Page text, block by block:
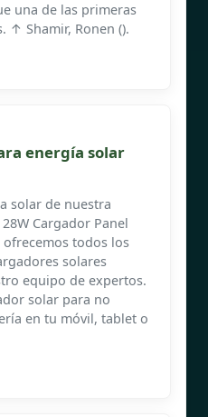
una de las primeras
↑ Shamir, Ronen ().
energía solar
solar de nuestra
Cargador Panel
ofrecemos todos los
solares
equipo de expertos.
solar para no
en tu móvil, tablet o